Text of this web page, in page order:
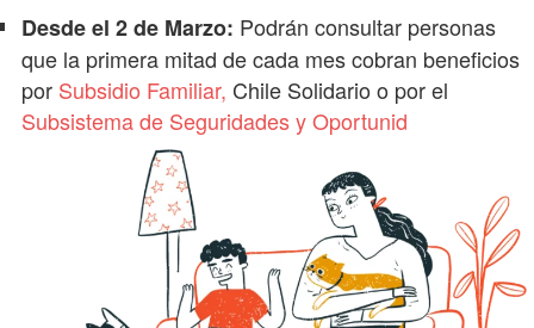
Desde el 2 de Marzo: Podrán consultar personas
que la primera mitad de cada mes cobran beneficios
por Subsidio Familiar, Chile Solidario o por el
Subsistema de Seguridades y Oportunid